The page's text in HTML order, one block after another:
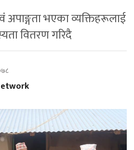
अपाङ्गता भएका व्यक्तिहरूलाई
वितरण गरिदै